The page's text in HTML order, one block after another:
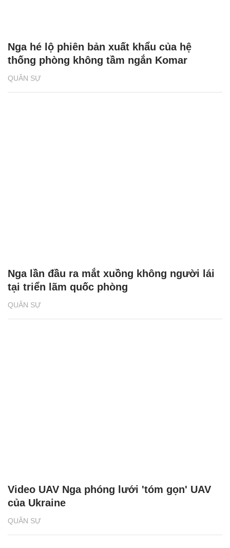
QUÂN SỰ
Nga hé lộ phiên bản xuất khẩu của hệ
thống phòng không tầm ngắn Komar
QUÂN SỰ
Nga lần đầu ra mắt xuồng không người lái
tại triển lãm quốc phòng
QUÂN SỰ
Video UAV Nga phóng lưới 'tóm gọn' UAV
của Ukraine